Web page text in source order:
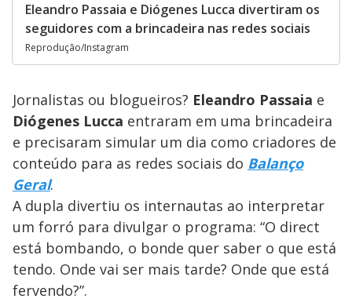
Eleandro Passaia e Diógenes Lucca divertiram os
seguidores com a brincadeira nas redes sociais
Reprodução/Instagram
Jornalistas ou blogueiros? Eleandro Passaia e
Diógenes Lucca entraram em uma brincadeira
e precisaram simular um dia como criadores de
conteúdo para as redes sociais do Balanço
Geral.
A dupla divertiu os internautas ao interpretar
um forró para divulgar o programa: “O direct
está bombando, o bonde quer saber o que está
tendo. Onde vai ser mais tarde? Onde que está
fervendo?”.